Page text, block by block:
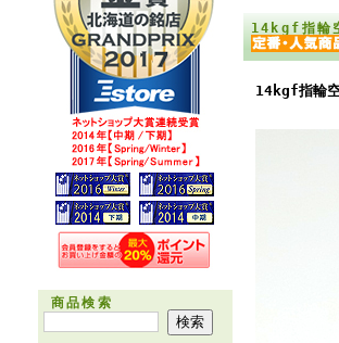
商品検索
14kgf指輪
14kgf指輪